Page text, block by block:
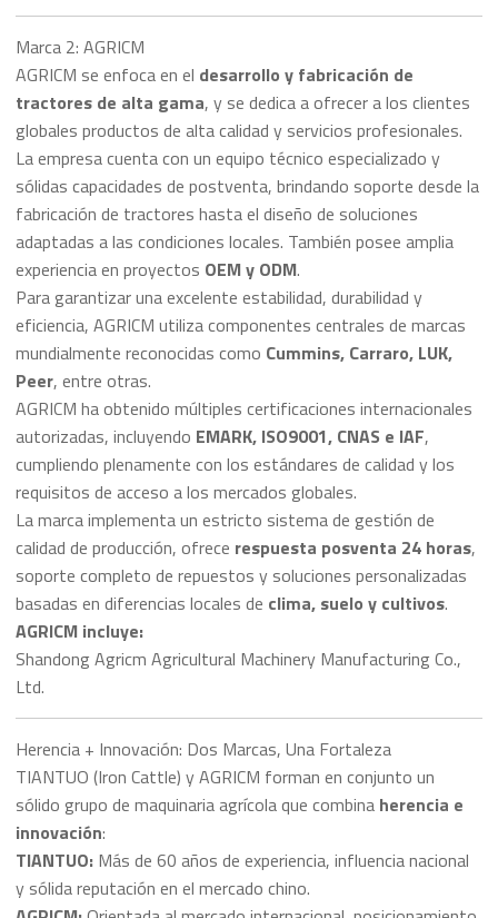
Marca 2: AGRICM
AGRICM se enfoca en el desarrollo y fabricación de
tractores de alta gama, y se dedica a ofrecer a los clientes
globales productos de alta calidad y servicios profesionales.
La empresa cuenta con un equipo técnico especializado y
sólidas capacidades de postventa, brindando soporte desde la
fabricación de tractores hasta el diseño de soluciones
adaptadas a las condiciones locales. También posee amplia
experiencia en proyectos OEM y ODM.
Para garantizar una excelente estabilidad, durabilidad y
eficiencia, AGRICM utiliza componentes centrales de marcas
mundialmente reconocidas como Cummins, Carraro, LUK,
Peer, entre otras.
AGRICM ha obtenido múltiples certificaciones internacionales
autorizadas, incluyendo EMARK, ISO9001, CNAS e IAF,
cumpliendo plenamente con los estándares de calidad y los
requisitos de acceso a los mercados globales.
La marca implementa un estricto sistema de gestión de
calidad de producción, ofrece respuesta posventa 24 horas,
soporte completo de repuestos y soluciones personalizadas
basadas en diferencias locales de clima, suelo y cultivos.
AGRICM incluye:
Shandong Agricm Agricultural Machinery Manufacturing Co.,
Ltd.
Herencia + Innovación: Dos Marcas, Una Fortaleza
TIANTUO (Iron Cattle) y AGRICM forman en conjunto un
sólido grupo de maquinaria agrícola que combina herencia e
innovación:
TIANTUO: Más de 60 años de experiencia, influencia nacional
y sólida reputación en el mercado chino.